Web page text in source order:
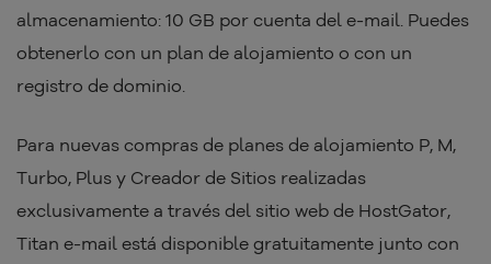
almacenamiento: 10 GB por cuenta del e-mail. Puedes
obtenerlo con un plan de alojamiento o con un
registro de dominio.
Para nuevas compras de planes de alojamiento P, M,
Turbo, Plus y Creador de Sitios realizadas
exclusivamente a través del sitio web de HostGator,
Titan e-mail está disponible gratuitamente junto con